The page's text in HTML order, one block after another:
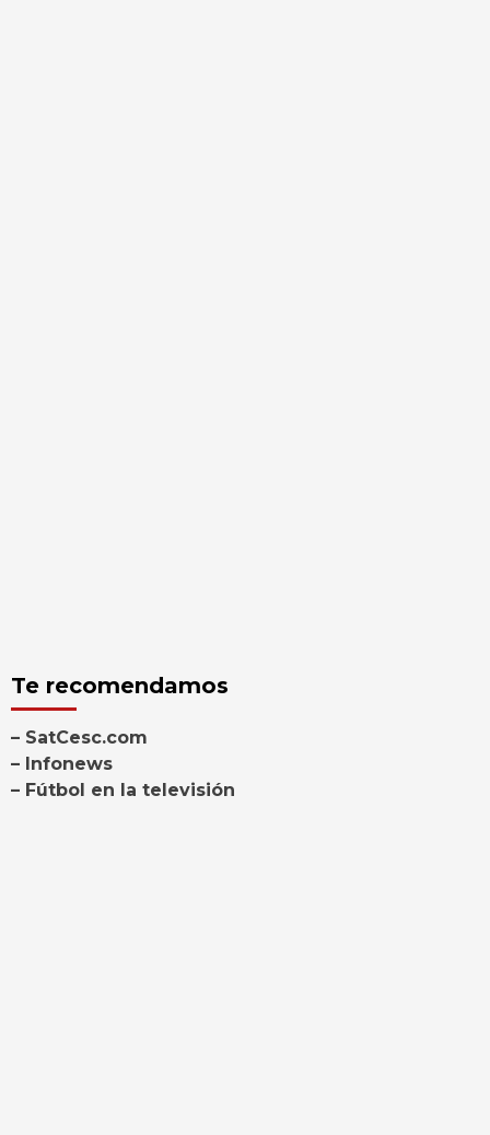
Te recomendamos
– SatCesc.com
– Infonews
– Fútbol en la televisión